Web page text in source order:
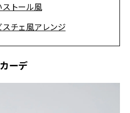
ストール風
スチェ風アレンジ
ーデ